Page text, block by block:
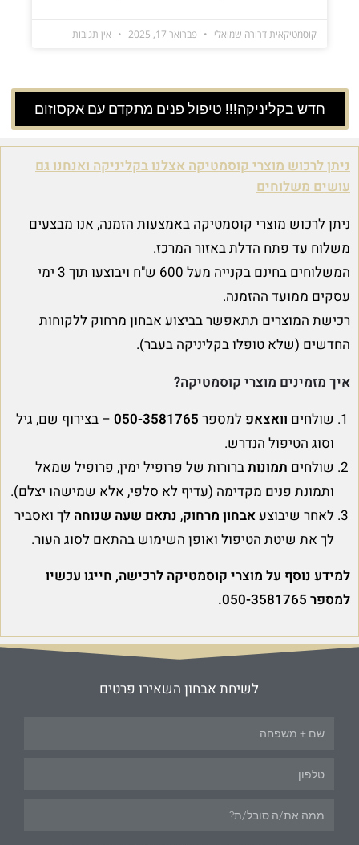
קוסמטיקאית דרורה שמואלי פברואר 17, 2025 אין תגובות
חדש בקליניקה!!! טיפול פנים מתקדם עם אקסוזום
ניתן לרכוש מוצרי קוסמטיקה אצלנו בקליניקה ואנחנו גם
עושים משלוחים
ניתן לרכוש מוצרי קוסמטיקה באמצעות הזמנה, אנו מבצעים
משלוח עד פתח הדלת באזור המרכז.
המשלוחים בחינם בקנייה מעל 600 ש"ח ויבוצעו תוך 3 ימי
עסקים ממועד ההזמנה.
רכישת המוצרים תתאפשר בביצוע אבחון מרחוק ללקוחות
החדשים (שלא טופלו בקליניקה בעבר).
איך מזמינים מוצרי קוסמטיקה?
שולחים וואצאפ למספר 050-3581765 – בצירוף שם, גיל
וסוג הטיפול הנדרש.
שולחים תמונותברורות של פרופיל ימין, פרופיל שמאל
ותמונת פנים מקדימה (עדיף לא סלפי, אלא שמישהו יצלם).
לאחר שיבוצעאבחון מרחוק, נתאם שעה שנוחה לך ואסביר
לך את שיטת הטיפול ואופן השימוש בהתאם לסוג העור.
למידע נוסף על מוצרי קוסמטיקה לרכישה, חייגו עכשיו
למספר 050-3581765.
לשיחת אבחון השאירו פרטים